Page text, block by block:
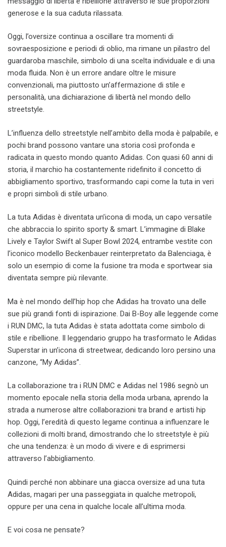
generose e la sua caduta rilassata.
Oggi, l’oversize continua a oscillare tra momenti di
sovraesposizione e periodi di oblio, ma rimane un pilastro del
guardaroba maschile, simbolo di una scelta individuale e di una
moda fluida. Non è un errore andare oltre le misure
convenzionali, ma piuttosto un’affermazione di stile e
personalità, una dichiarazione di libertà nel mondo dello
streetstyle.
L’influenza dello streetstyle nell’ambito della moda è palpabile, e
pochi brand possono vantare una storia così profonda e
radicata in questo mondo quanto Adidas. Con quasi 60 anni di
storia, il marchio ha costantemente ridefinito il concetto di
abbigliamento sportivo, trasformando capi come la tuta in veri
e propri simboli di stile urbano.
La tuta Adidas è diventata un’icona di moda, un capo versatile
che abbraccia lo spirito sporty & smart. L’immagine di Blake
Lively e Taylor Swift al Super Bowl 2024, entrambe vestite con
l’iconico modello Beckenbauer reinterpretato da Balenciaga, è
solo un esempio di come la fusione tra moda e sportwear sia
diventata sempre più rilevante.
Ma è nel mondo dell’hip hop che Adidas ha trovato una delle
sue più grandi fonti di ispirazione. Dai B-Boy alle leggende come
i RUN DMC, la tuta Adidas è stata adottata come simbolo di
stile e ribellione. Il leggendario gruppo ha trasformato le Adidas
Superstar in un’icona di streetwear, dedicando loro persino una
canzone, “My Adidas”.
La collaborazione tra i RUN DMC e Adidas nel 1986 segnò un
momento epocale nella storia della moda urbana, aprendo la
strada a numerose altre collaborazioni tra brand e artisti hip
hop. Oggi, l’eredità di questo legame continua a influenzare le
collezioni di molti brand, dimostrando che lo streetstyle è più
che una tendenza: è un modo di vivere e di esprimersi
attraverso l’abbigliamento.
Quindi perché non abbinare una giacca oversize ad una tuta
Adidas, magari per una passeggiata in qualche metropoli,
oppure per una cena in qualche locale all’ultima moda.
E voi cosa ne pensate?